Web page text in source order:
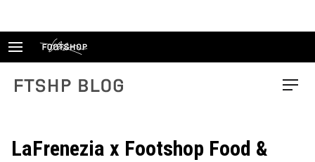
FTSHP blog Menu
LaFrenezia x Footshop Food &